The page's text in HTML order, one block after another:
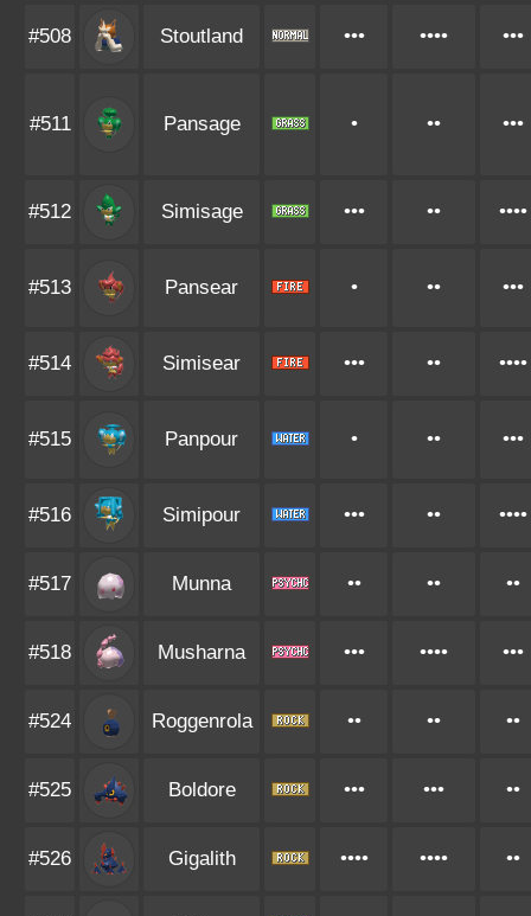
#508 Stoutland ••• •••• •••
#511 Pansage • •• •••
#512 Simisage ••• •• ••••
#513 Pansear • •• •••
#514 Simisear ••• •• ••••
#515 Panpour • •• •••
#516 Simipour ••• •• ••••
#517 Munna •• •• ••
#518 Musharna ••• •••• •••
#524 Roggenrola •• •• ••
#525 Boldore ••• ••• ••
#526 Gigalith •••• •••• ••